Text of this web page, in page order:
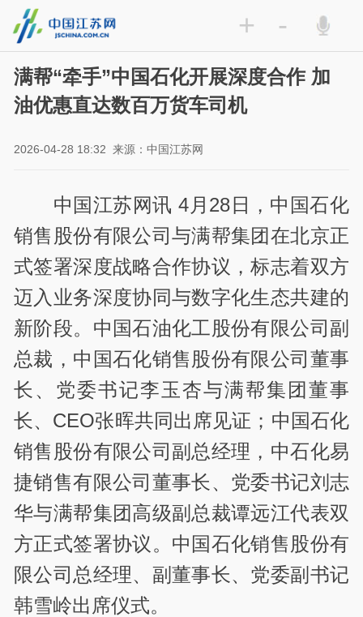
+ -
满帮“牵手”中国石化开展深度合作 加
油优惠直达数百万货车司机
2026-04-28 18:32 来源：中国江苏网
中国江苏网讯 4月28日，中国石化
销售股份有限公司与满帮集团在北京正
式签署深度战略合作协议，标志着双方
迈入业务深度协同与数字化生态共建的
新阶段。中国石油化工股份有限公司副
总裁，中国石化销售股份有限公司董事
长、党委书记李玉杏与满帮集团董事
长、CEO张晖共同出席见证；中国石化
销售股份有限公司副总经理，中石化易
捷销售有限公司董事长、党委书记刘志
华与满帮集团高级副总裁谭远江代表双
方正式签署协议。中国石化销售股份有
限公司总经理、副董事长、党委副书记
韩雪岭出席仪式。